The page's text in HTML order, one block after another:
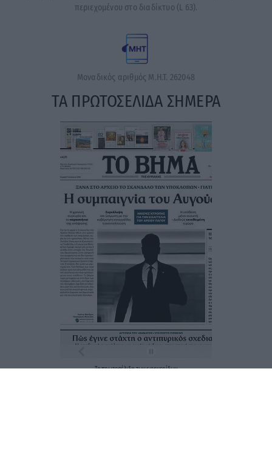
περιεχομένου στο διαδίκτυο (L 63).
Μοναδικός αριθμός Μ.Η.Τ. 262048
ΤΑ ΠΡΩΤΟΣΕΛΙΔΑ ΣΗΜΕΡΑ
Ταπρωτοσέλιδατωνεφημερίδων